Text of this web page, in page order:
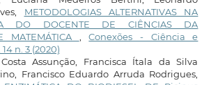
METODOLOGIAS ALTERNATIVAS NA
DO DOCENTE DE CIÊNCIAS DA
MATEMÁTICA
,Conexões - Ciência e
n. 3 (2020)
Assunção, Francisca Ítala da Silva
Francisco Eduardo Arruda Rodrigues,